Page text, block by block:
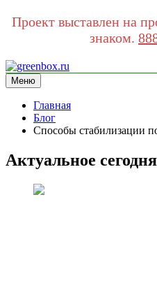
Проект выставлен на
знаком.
Перейти
к
содержимому
greenbox.ru
сайт про экологию
Меню
Главная
Блог
Способы стабилизации
Актуальное сегодня